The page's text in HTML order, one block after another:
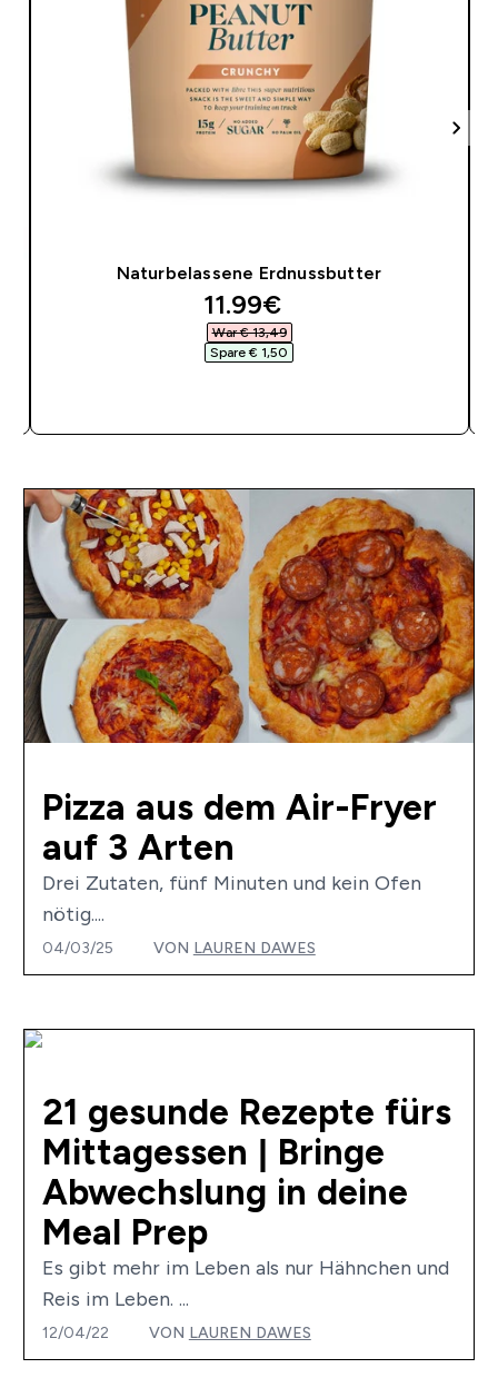
Naturbelassene Erdnussbutter
discounted price
11.99€‎
War € 13,49‎
Spare € 1,50‎
Pizza aus dem Air-Fryer
auf 3 Arten
Drei Zutaten, fünf Minuten und kein Ofen
nötig....
04/03/25 VON LAUREN DAWES
21 gesunde Rezepte fürs
Mittagessen | Bringe
Abwechslung in deine
Meal Prep
Es gibt mehr im Leben als nur Hähnchen und
Reis im Leben. ...
12/04/22 VON LAUREN DAWES